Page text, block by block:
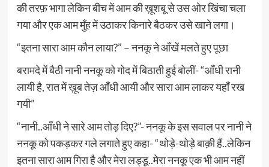
की तरफ़ भागा लेकिन बीच में आम की ख़ूशबू से उस ओर खिंचा चला
गया और एक आम मुँह में उठाकर किनारे बैठकर उसे खाने लगा।
“इतना सारा आम कौन लाया?” – ननकू ने आँखें मलते हुए पूछा
बरामदे में बैठी नानी ननकू को गोद में बिठाती हुई बोलीं- “आँधी रानी
लायी है, रात में ख़ूब तेज़ आँधी आयी और सारा आम लाकर यहाँ रख
गयी”
“नानी..आँधी ने सारे आम तोड़ दिए?”- ननकू के इस सवाल पर नानी ने
ननकू को पकड़कर गले लगाते हुए कहा- “थोड़े-थोड़े बाक़ी हैं..लेकिन
इतना सारा आम गिरा है और मेरा लड्डू..मेरा ननकू एक भी आम नहीं